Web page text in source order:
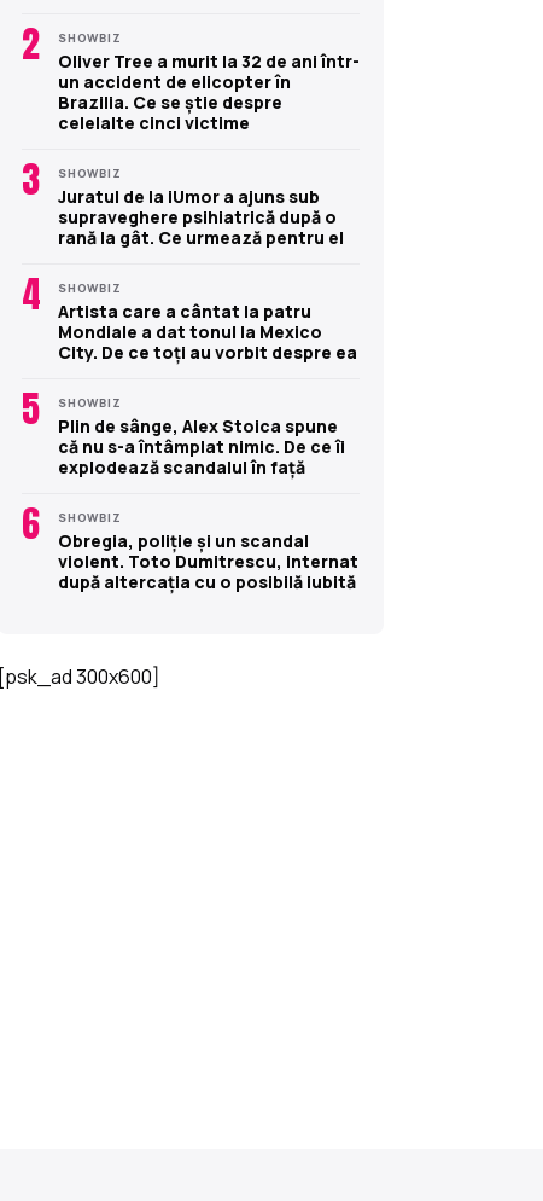
2 SHOWBIZ
Oliver Tree a murit la 32 de ani într-
un accident de elicopter în
Brazilia. Ce se știe despre
celelalte cinci victime
3 SHOWBIZ
Juratul de la iUmor a ajuns sub
supraveghere psihiatrică după o
rană la gât. Ce urmează pentru el
4 SHOWBIZ
Artista care a cântat la patru
Mondiale a dat tonul la Mexico
City. De ce toți au vorbit despre ea
5 SHOWBIZ
Plin de sânge, Alex Stoica spune
că nu s-a întâmplat nimic. De ce îi
explodează scandalul în față
6 SHOWBIZ
Obregia, poliție și un scandal
violent. Toto Dumitrescu, internat
după altercația cu o posibilă iubită
[psk_ad 300x600]